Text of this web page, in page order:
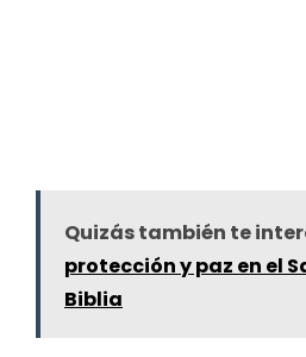
Quizás también te
protección y paz en el
Biblia